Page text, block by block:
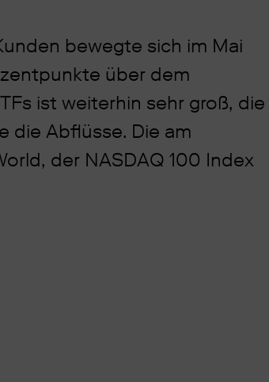
bewegte sich im Mai
über dem
ist weiterhin sehr groß, die
die Abflüsse. Die am
der NASDAQ 100 Index